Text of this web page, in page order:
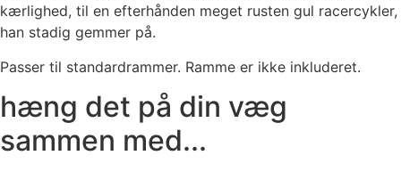
kærlighed, til en efterhånden meget rusten gul racercykler,
han stadig gemmer på.
Passer til standardrammer. Ramme er ikke inkluderet.
hæng det på din væg
sammen med...